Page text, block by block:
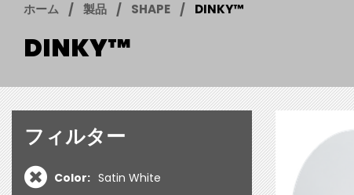
ホーム 製品 SHAPE DINKY™
DINKY™
フィルター
Color: Satin White